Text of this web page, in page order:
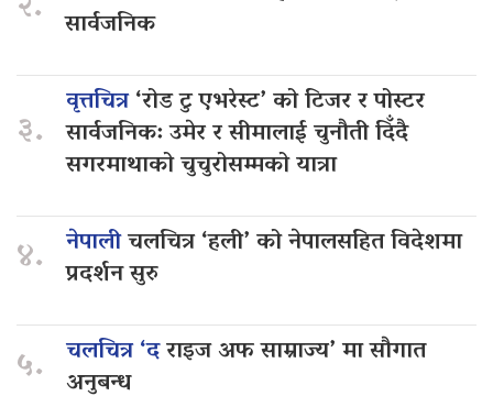
सार्वजनिक
३.
वृत्तचित्र‘रोड टु एभरेस्ट’ को टिजर र पोस्टर
सार्वजनिक: उमेर र सीमालाई चुनौती दिँदै
सगरमाथाको चुचुरोसम्मको यात्रा
४. नेपालीचलचित्र ‘हली’ को नेपालसहित विदेशमा
प्रदर्शन सुरु
५. चलचित्र ‘दराइज अफ साम्राज्य’ मा सौगात
अनुबन्ध